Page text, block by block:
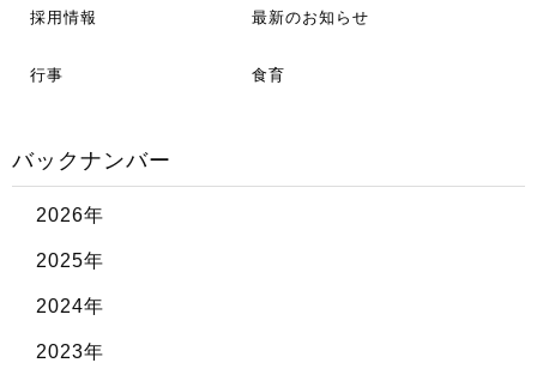
採用情報 最新のお知らせ
行事 食育
バックナンバー
2026年
2025年
2024年
2023年